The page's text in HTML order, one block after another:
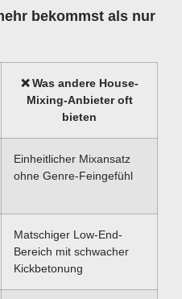
bekommst als nur
❌Was andere House-
Mixing-Anbieter oft
bieten
Einheitlicher Mixansatz
ohne Genre-Feingefühl
Matschiger Low-End-
Bereich mit schwacher
Kickbetonung